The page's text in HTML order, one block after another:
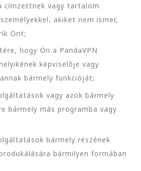
címzettnek vagy tartalom
akiket nem ismer,
Önt;
hogy Ön a PandaVPN
képviselője vagy
bármely funkcióját;
vagy azok bármely
bármely más programba vagy
bármely részének
bármilyen formában